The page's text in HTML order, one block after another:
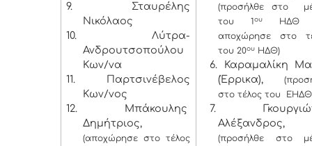
9.
Σταυρέλης
Νικόλαος
10.
Λύτρα-
Ανδρουτσοπούλου
Κων/να
11.
Παρτσινέβελος
Κων/νος
12.
Μπάκουλης
Δημήτριος,
(αποχώρησε στο τέλος
(προσήλθε στο
του 1ου
ΗΔΘ
αποχώρησε στο
του 20ουΗΔΘ)
6. Καραμαλίκη
(Έρρικα),
στο τέλος του
7.
Αλέξανδρος,
(προσήλθε στο